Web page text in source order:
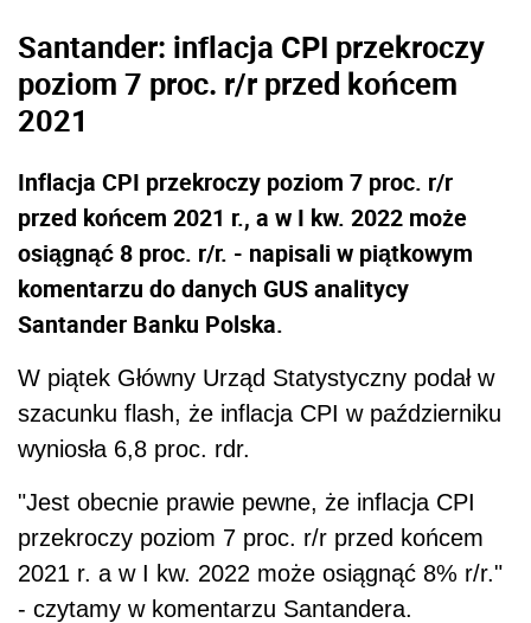
Santander: inflacja CPI przekroczy
poziom 7 proc. r/r przed końcem
2021
Inflacja CPI przekroczy poziom 7 proc. r/r
przed końcem 2021 r., a w I kw. 2022 może
osiągnąć 8 proc. r/r. - napisali w piątkowym
komentarzu do danych GUS analitycy
Santander Banku Polska.
W piątek Główny Urząd Statystyczny podał w
szacunku flash, że inflacja CPI w październiku
wyniosła 6,8 proc. rdr.
"Jest obecnie prawie pewne, że inflacja CPI
przekroczy poziom 7 proc. r/r przed końcem
2021 r. a w I kw. 2022 może osiągnąć 8% r/r."
- czytamy w komentarzu Santandera.